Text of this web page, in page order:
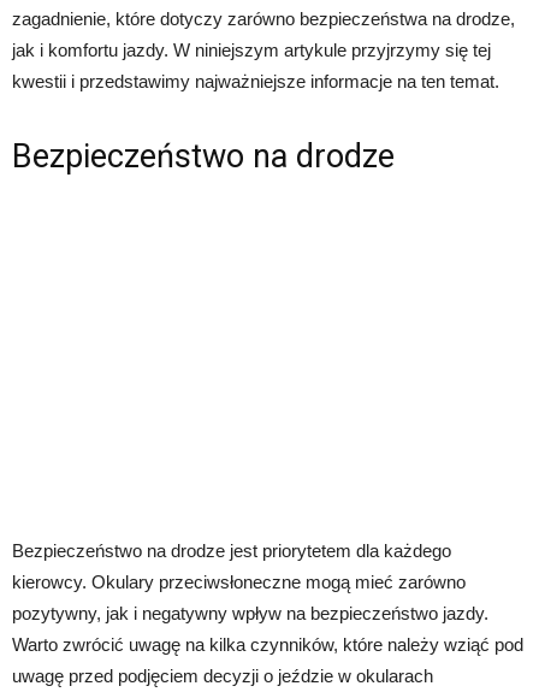
zagadnienie, które dotyczy zarówno bezpieczeństwa na drodze,
jak i komfortu jazdy. W niniejszym artykule przyjrzymy się tej
kwestii i przedstawimy najważniejsze informacje na ten temat.
Bezpieczeństwo na drodze
Bezpieczeństwo na drodze jest priorytetem dla każdego
kierowcy. Okulary przeciwsłoneczne mogą mieć zarówno
pozytywny, jak i negatywny wpływ na bezpieczeństwo jazdy.
Warto zwrócić uwagę na kilka czynników, które należy wziąć pod
uwagę przed podjęciem decyzji o jeździe w okularach